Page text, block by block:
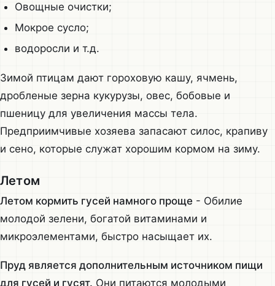
Овощные очистки;
Мокрое сусло;
водоросли и т.д.
Зимой птицам дают гороховую кашу, ячмень,
дробленые зерна кукурузы, овес, бобовые и
пшеницу для увеличения массы тела.
Предприимчивые хозяева запасают силос, крапиву
и сено, которые служат хорошим кормом на зиму.
Летом
Летом кормить гусей намного проще - Обилие
молодой зелени, богатой витаминами и
микроэлементами, быстро насыщает их.
Пруд является дополнительным источником пищи
для гусей и гусят. Они питаются молодыми